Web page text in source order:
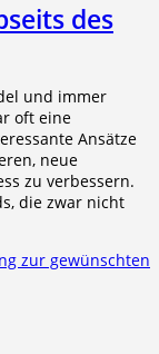
des
und immer
oft eine
Ansätze
neue
zu verbessern.
die zwar nicht